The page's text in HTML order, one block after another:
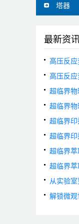
塔器
最新资
高压反应釜在多
高压反应釜行
超临界物理微
超临界物理微
超临界印染设
超临界印染设备
超临界萃取设
超临界萃取设
从实验室到生
解锁微观世